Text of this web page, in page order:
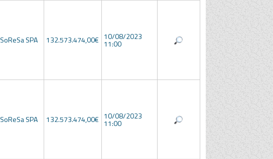
SoReSa SPA 132.573.474,00€ 10/08/2023
11:00
SoReSa SPA 132.573.474,00€ 10/08/2023
11:00